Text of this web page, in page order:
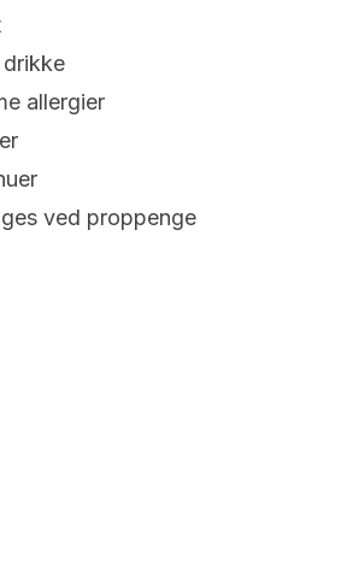
allergier
ved proppenge